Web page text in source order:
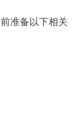
准备以下相关